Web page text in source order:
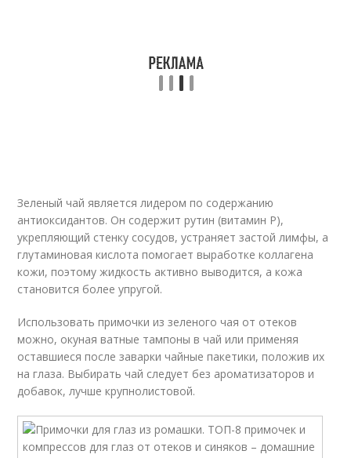
Зеленый чай является лидером по содержанию
антиоксидантов. Он содержит рутин (витамин Р),
укрепляющий стенку сосудов, устраняет застой лимфы, а
глутаминовая кислота помогает выработке коллагена
кожи, поэтому жидкость активно выводится, а кожа
становится более упругой.
Использовать примочки из зеленого чая от отеков
можно, окуная ватные тампоны в чай или применяя
оставшиеся после заварки чайные пакетики, положив их
на глаза. Выбирать чай следует без ароматизаторов и
добавок, лучше крупнолистовой.